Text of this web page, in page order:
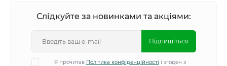
Слідкуйте за новинками та акціями:
Підпишіться
Я прочитав Політика конфіденційності і згоден з